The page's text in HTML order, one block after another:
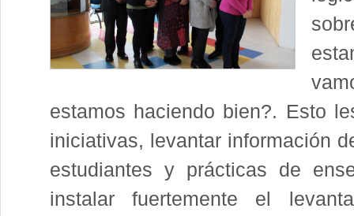
estamos haciendo bien?. Esto
iniciativas, levantar información
estudiantes y prácticas de
instalar fuertemente el